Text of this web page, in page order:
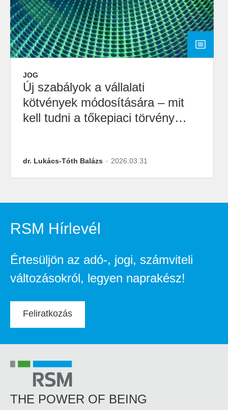
JOG
Új szabályok a vállalati
kötvények módosítására – mit
kell tudni a tőkepiaci törvény
dr. Lukács-Tóth Balázs 2026.03.31
RSM Hírlevél
Értesüljön az adó-, jogi, számviteli
változásokról, legyen naprakész!
Feliratkozás
THE POWER OF BEING